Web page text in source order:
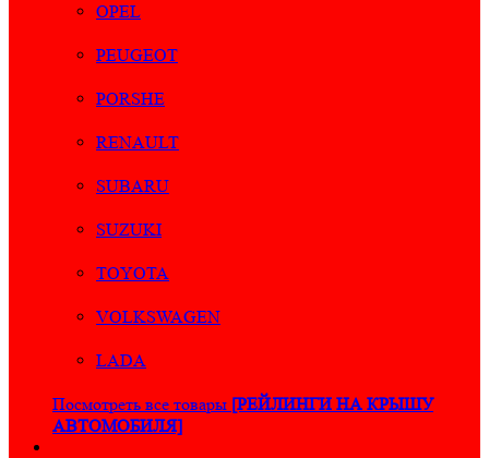
OPEL
PEUGEOT
PORSHE
RENAULT
SUBARU
SUZUKI
TOYOTA
VOLKSWAGEN
LADA
Посмотреть все товары [РЕЙЛИНГИ НА КРЫШУ
АВТОМОБИЛЯ]